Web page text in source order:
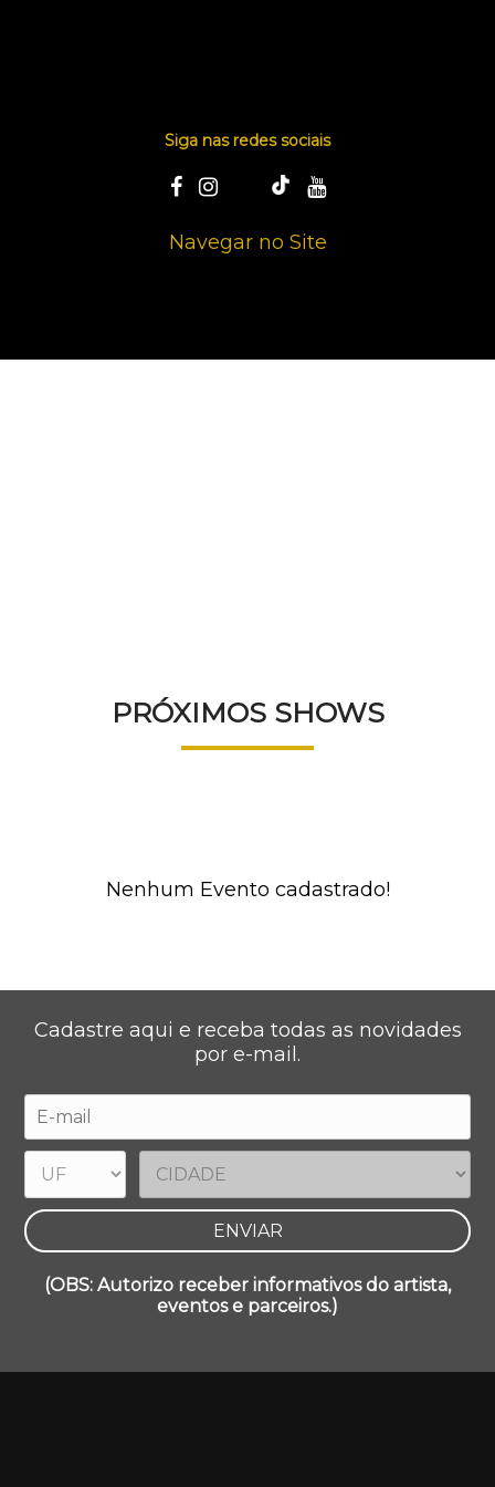
Siga nas redes sociais
Navegar no Site
PRÓXIMOS SHOWS
Nenhum Evento cadastrado!
Cadastre aqui e receba todas as novidades
por e-mail.
(OBS: Autorizo receber informativos do artista,
eventos e parceiros.)